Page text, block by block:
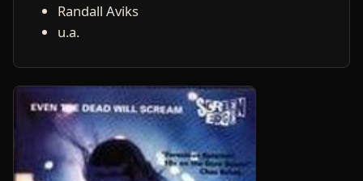
Randall Aviks
u.a.